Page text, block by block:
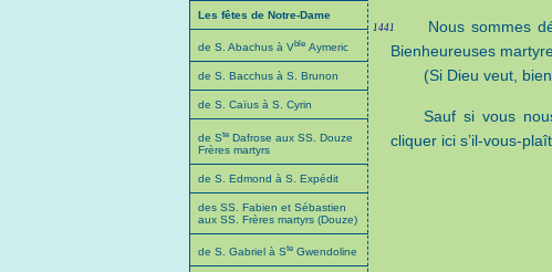
Les fêtes de Notre-Dame
de S. Abachus à Vble Aymeric
de S. Bacchus à S. Brunon
de S. Caïus à S. Cyrin
de Ste Dafrose aux SS. Douze
Frères martyrs
de S. Edmond à S. Expédit
des SS. Fabien et Sébastien
aux SS. Frères martyrs (Douze)
de S. Gabriel à Ste Gwendoline
1441
Nous sommes
Bienheureuses
(Si Dieu veut,
Sauf si vous
cliquer ici s’il-vous-